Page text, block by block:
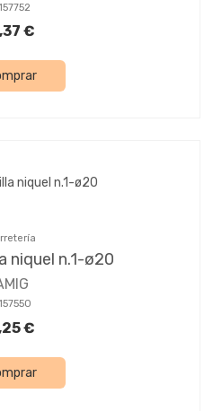
€
niquel n.1-ø20
€